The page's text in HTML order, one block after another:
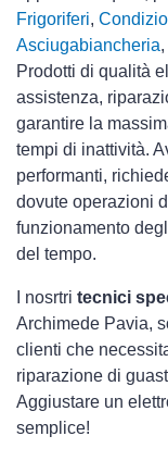
Frigoriferi,
Asciugabiancheria,
Prodotti di qualità
assistenza,
garantire la
tempi di inattività.
performanti,
dovute operazioni
funzionamento
del tempo.
I nosrtri tecnici
Archimede Pavia,
clienti che
riparazione di
Aggiustare un
semplice!